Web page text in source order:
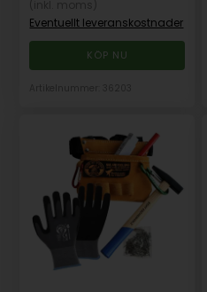
Eventuellt leveranskostnader